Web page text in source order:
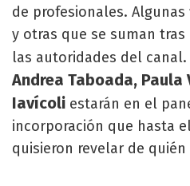
de profesionales.
y otras que se suman
las autoridades del canal.
Andrea Taboada, Paula
Iavícoli estarán en el
incorporación que hasta
quisieron revelar de quién